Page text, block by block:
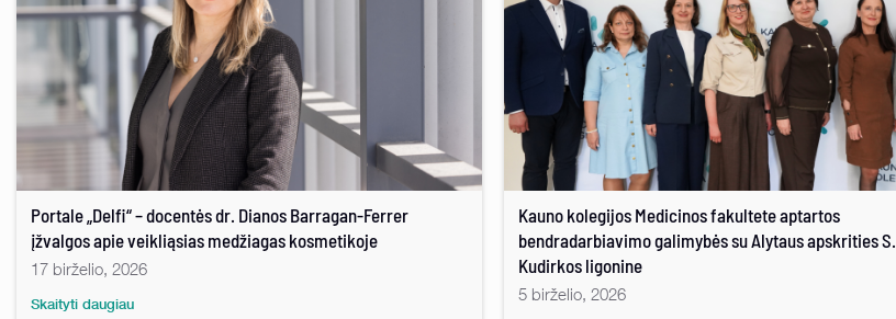
Portale „Delfi“ – docentės dr. Dianos Barragan-Ferrer
įžvalgos apie veikliąsias medžiagas kosmetikoje
17 birželio, 2026
Skaityti daugiau
Kauno kolegijos Medicinos fakultete aptartos
bendradarbiavimo galimybės su Alytaus apskrities S.
Kudirkos ligonine
5 birželio, 2026